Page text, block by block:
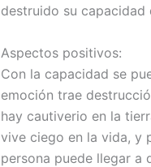
destruido su capacidad
Aspectos positivos:
Con la capacidad se
emoción trae
hay cautiverio en la
vive ciego en la vida, y
persona puede llegar a